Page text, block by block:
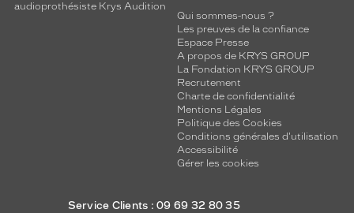
audioprothésiste Krys Audition
Qui sommes-nous ?
Les preuves de la confiance
Espace Presse
A propos de KRYS GROUP
La Fondation KRYS GROUP
Recrutement
Charte de confidentialité
Mentions Légales
Politique des Cookies
Conditions générales d'utilisation
Accessibilité
Gérer les cookies
Service Clients : 09 69 32 80 35